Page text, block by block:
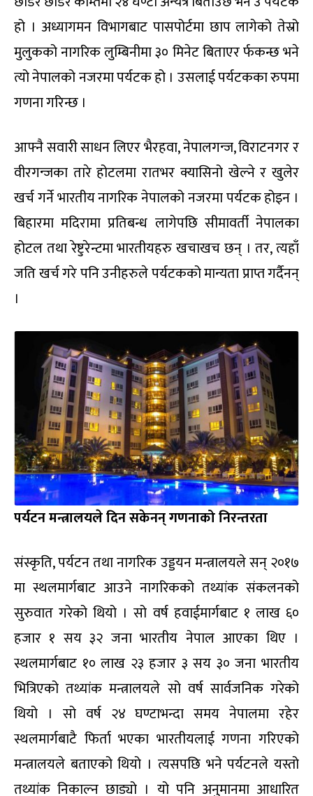
हो । अध्यागमन विभागबाट पासपोर्टमा छाप लागेको तेस्रो
मुलुकको नागरिक लुम्बिनीमा ३० मिनेट बिताएर र्फकन्छ भने
त्यो नेपालको नजरमा पर्यटक हो । उसलाई पर्यटकका रुपमा
गणना गरिन्छ ।
आफ्नै सवारी साधन लिएर भैरहवा, नेपालगन्ज, विराटनगर र
वीरगन्जका तारे होटलमा रातभर क्यासिनो खेल्ने र खुलेर
खर्च गर्ने भारतीय नागरिक नेपालको नजरमा पर्यटक होइन ।
बिहारमा मदिरामा प्रतिबन्ध लागेपछि सीमावर्ती नेपालका
होटल तथा रेष्टुरेन्टमा भारतीयहरु खचाखच छन् । तर, त्यहाँ
जति खर्च गरे पनि उनीहरुले पर्यटकको मान्यता प्राप्त गर्दैनन्
।
पर्यटन मन्त्रालयले दिन सकेनन् गणनाको निरन्तरता
संस्कृति, पर्यटन तथा नागरिक उड्डयन मन्त्रालयले सन् २०१७
मा स्थलमार्गबाट आउने नागरिकको तथ्यांक संकलनको
सुरुवात गरेको थियो । सो वर्ष हवाईमार्गबाट १ लाख ६०
हजार १ सय ३२ जना भारतीय नेपाल आएका थिए ।
स्थलमार्गबाट १० लाख २३ हजार ३ सय ३० जना भारतीय
भित्रिएको तथ्यांक मन्त्रालयले सो वर्ष सार्वजनिक गरेको
थियो । सो वर्ष २४ घण्टाभन्दा समय नेपालमा रहेर
स्थलमार्गबाटै फिर्ता भएका भारतीयलाई गणना गरिएको
मन्त्रालयले बताएको थियो । त्यसपछि भने पर्यटनले यस्तो
तथ्यांक निकाल्न छाड्यो । यो पनि अनुमानमा आधारित